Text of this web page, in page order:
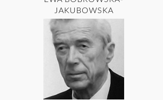
JAKUBOWSKA